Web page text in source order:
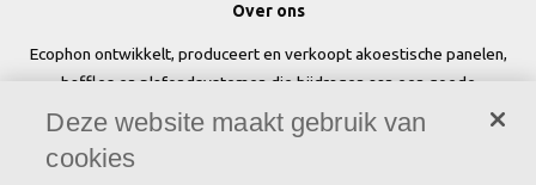
Over ons
Ecophon ontwikkelt, produceert en verkoopt akoestische panelen,
baffles en plafondsystemen die bijdragen aan een goede
werkomgeving door het welzijn en de prestaties van mensen te
verbeteren.
Deze website maakt gebruik van
cookies